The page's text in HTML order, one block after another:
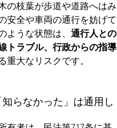
の枝葉が歩道や道路へはみ
安全や車両の通行を妨げて
ような状態は、 通行人との
トラブル、行政からの指導
重大なリスクです。
らなかった」は通用し